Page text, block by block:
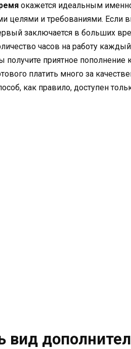
окажется идеальным
целями и требованиями. Если
заключается в больших
часов на работу
приятное пополнение
платить много за
как правило, доступен
вид